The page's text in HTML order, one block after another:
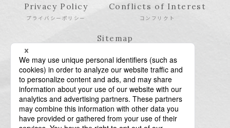
Privacy Policy
プライバシーポリシー
Conflicts of Interest
コンフリクト
Sitemap